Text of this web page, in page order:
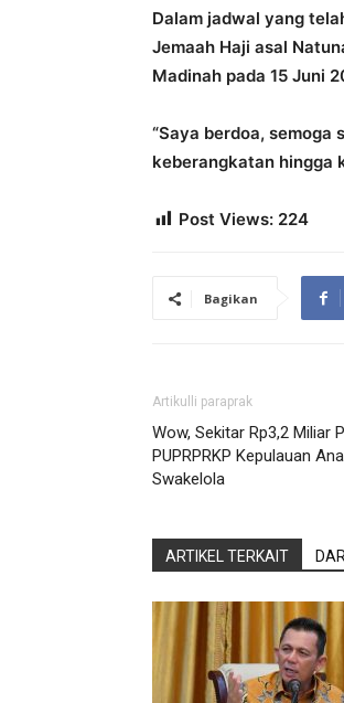
Dalam jadwal yang
Jemaah Haji asal
Madinah pada 15 Juni
“Saya berdoa, semoga
keberangkatan hingga
Post Views: 224
Bagikan
Artikulli paraprak
Wow, Sekitar Rp3,2 Miliar
PUPRPRKP Kepulauan
Swakelola
ARTIKEL TERKAIT